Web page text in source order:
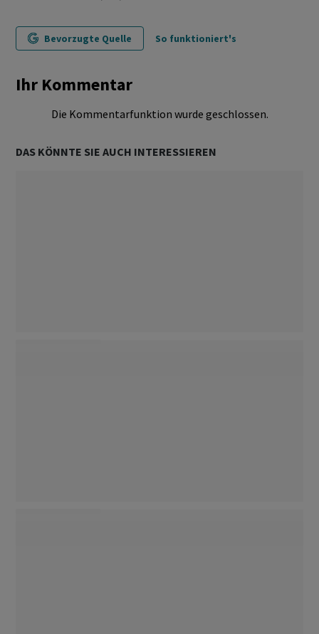
Bevorzugte Quelle So funktioniert's
Ihr Kommentar
Die Kommentarfunktion wurde geschlossen.
DAS KÖNNTE SIE AUCH INTERESSIEREN